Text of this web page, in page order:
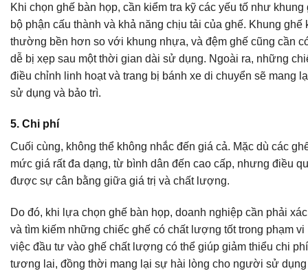
Khi chọn ghế bàn họp, cần kiểm tra kỹ các yếu tố như
bộ phận cấu thành và khả năng chịu tải của ghế. Khung ghế
thường bền hơn so với khung nhựa, và đệm ghế cũng cần
dễ bị xẹp sau một thời gian dài sử dụng. Ngoài ra, những
điều chỉnh linh hoạt và trang bị bánh xe di chuyển sẽ mang
sử dụng và bảo trì.
5. Chi phí
Cuối cùng, không thể không nhắc đến giá cả. Mặc dù các
mức giá rất đa dạng, từ bình dân đến cao cấp, nhưng điều
được sự cân bằng giữa giá trị và chất lượng.
Do đó, khi lựa chọn ghế bàn họp, doanh nghiệp cần phải
và tìm kiếm những chiếc ghế có chất lượng tốt trong phạm
việc đầu tư vào ghế chất lượng có thể giúp giảm thiểu chi
tương lai, đồng thời mang lại sự hài lòng cho người sử